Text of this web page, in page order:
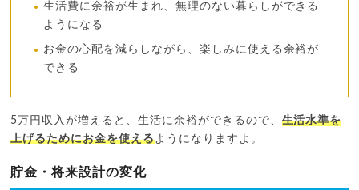
生活費に余裕が生まれ、無理のない暮らしができる
ようになる
お金の心配を減らしながら、楽しみに使える余裕が
できる
5万円収入が増えると、生活に余裕ができるので、 生活水準を
上げるためにお金を使えるようになりますよ。
貯金・将来設計の変化